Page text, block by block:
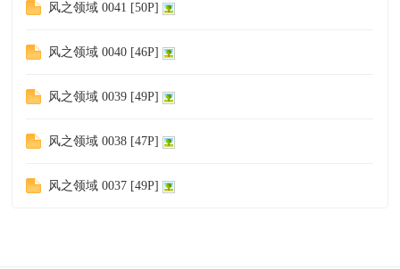
风之领域 0041 [50P]
风之领域 0040 [46P]
风之领域 0039 [49P]
风之领域 0038 [47P]
风之领域 0037 [49P]